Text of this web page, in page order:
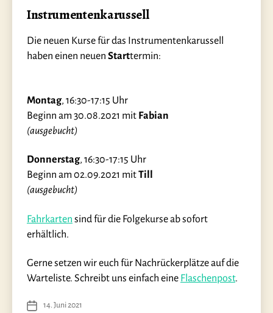
Instrumentenkarussell
Die neuen Kurse für das Instrumentenkarussell
haben einen neuen Starttermin:
Montag, 16:30-17:15 Uhr
Beginn am 30.08.2021 mit Fabian
(ausgebucht)
Donnerstag, 16:30-17:15 Uhr
Beginn am 02.09.2021 mitTill
(ausgebucht)
Fahrkarten sind für die Folgekurse ab sofort
erhältlich.
Gerne setzen wir euch für Nachrückerplätze auf die
Warteliste. Schreibt uns einfach eine Flaschenpost.
Veröffentlichungsdatum
14. Juni 2021